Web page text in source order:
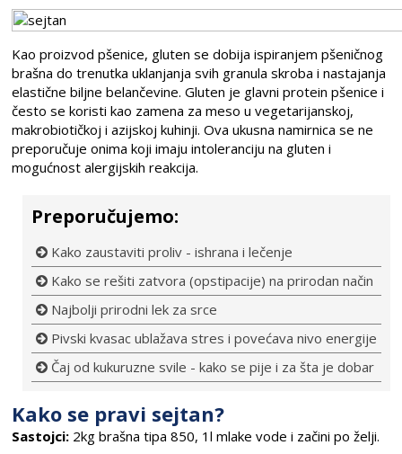
Kao proizvod pšenice, gluten se dobija ispiranjem pšeničnog
brašna do trenutka uklanjanja svih granula skroba i nastajanja
elastične biljne belančevine. Gluten je glavni protein pšenice i
često se koristi kao zamena za meso u vegetarijanskoj,
makrobiotičkoj i azijskoj kuhinji. Ova ukusna namirnica se ne
preporučuje onima koji imaju intoleranciju na gluten i
mogućnost alergijskih reakcija.
Preporučujemo:
Kako zaustaviti proliv - ishrana i lečenje
Kako se rešiti zatvora (opstipacije) na prirodan način
Najbolji prirodni lek za srce
Pivski kvasac ublažava stres i povećava nivo energije
Čaj od kukuruzne svile - kako se pije i za šta je dobar
Kako se pravi sejtan?
Sastojci: 2kg brašna tipa 850, 1l mlake vode i začini po želji.